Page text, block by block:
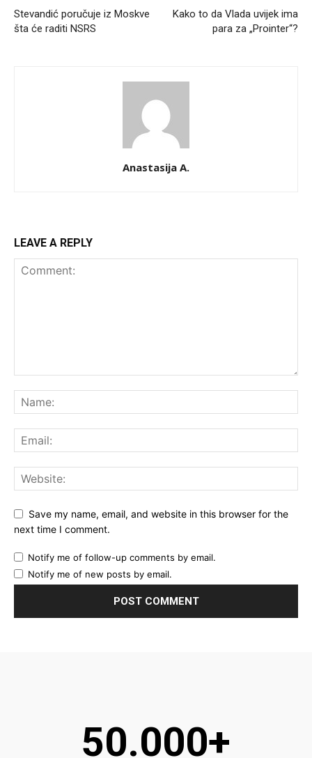
Stevandić poručuje iz Moskve
šta će raditi NSRS
Kako to da Vlada uvijek ima
para za „Prointer“?
Anastasija A.
LEAVE A REPLY
Save my name, email, and website in this browser for the
next time I comment.
Notify me of follow-up comments by email.
Notify me of new posts by email.
50.000+